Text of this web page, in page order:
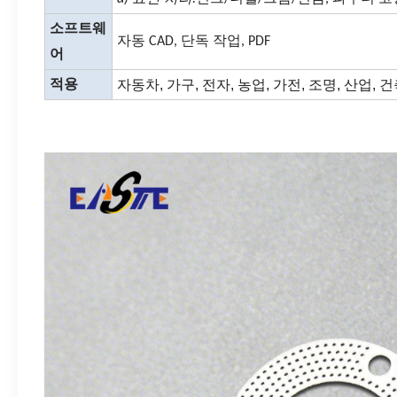
소프트웨
어
자동 CAD, 단독 작업, PDF
적용 자동차, 가구, 전자, 농업, 가전, 조명, 산업, 건